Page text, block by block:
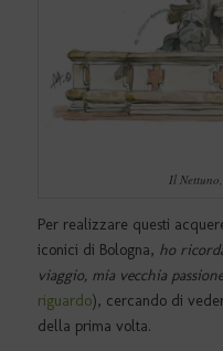
Il
Per realizzare questi
iconici di Bologna, ho
viaggio, mia vecchia passione
riguardo), cercando di
della prima volta.